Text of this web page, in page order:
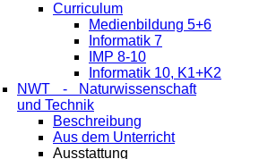
Curriculum
Medienbildung 5+6
Informatik 7
IMP 8-10
Informatik 10, K1+K2
NWT - Naturwissenschaft
und Technik
Beschreibung
Aus dem Unterricht
Ausstattung